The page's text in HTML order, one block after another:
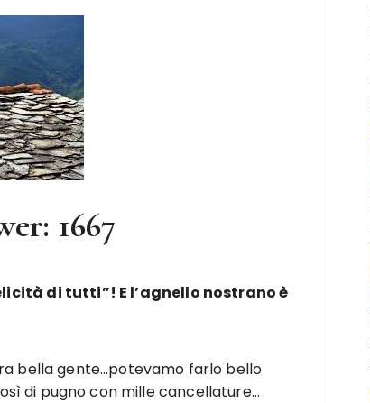
1667
di tutti”! E l’agnello nostrano è
bella gente…potevamo farlo bello
di pugno con mille cancellature…